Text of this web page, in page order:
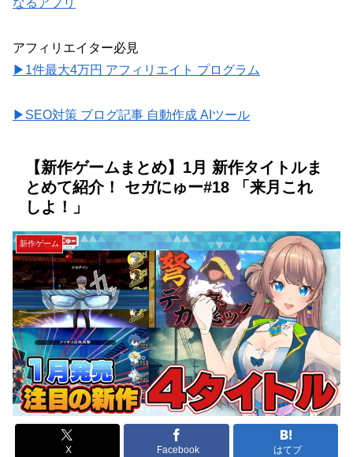
なるアプリ
アフィリエイター必見
▶1件最大4万円 アフィリエイト プログラム
▶SEO対策 ブログ記事 自動作成 AIツール
【新作ゲームまとめ】1月 新作タイトルま
とめて紹介！ セガにゅー#18 「来月これ
しよ！」
新作ゲーム
X Facebook はてブ